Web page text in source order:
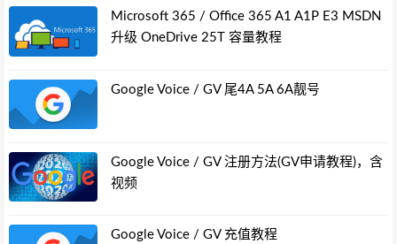
Microsoft 365 / Office 365 A1 A1P E3 MSDN
升级 OneDrive 25T 容量教程
Google Voice / GV 尾4A 5A 6A靓号
Google Voice / GV 注册方法(GV申请教程)，含
视频
Google Voice / GV 充值教程